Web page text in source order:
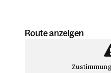
Route anzeigen